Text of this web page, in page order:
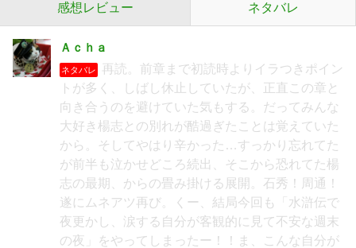
感想レビュー ネタバレ
Ａｃｈａ
ネタバレ
再読。前章まで初読時よりイラつきポイン
トが多く、しばし休止していたが、正直この章と
向き合うのを避けていた気もする。だってみんな
大好き楊志との別れが酷過ぎたことは覚えていた
から。そしてやはり辛かった…すっかり忘れてた
が前半も泣かせどころ続出、そこから恐れてた楊
志の最期、からの畳み掛ける展開。石秀！周通！
遂にムネアツ再び。くー、結局今回も「水滸伝で
夜更かし、涙する自分が客観的に見て不安な週末
の夜」をやってしまったー！！ま、こんな自分が